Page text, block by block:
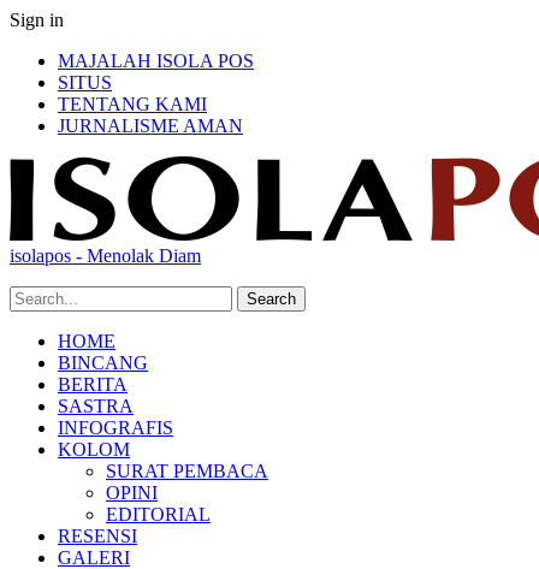
Sign in
MAJALAH ISOLA POS
SITUS
TENTANG KAMI
JURNALISME AMAN
isolapos - Menolak Diam
HOME
BINCANG
BERITA
SASTRA
INFOGRAFIS
KOLOM
SURAT PEMBACA
OPINI
EDITORIAL
RESENSI
GALERI